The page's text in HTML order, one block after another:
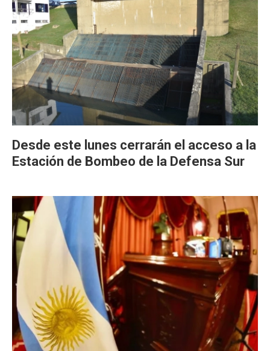
Desde este lunes cerrarán el acceso a la
Estación de Bombeo de la Defensa Sur